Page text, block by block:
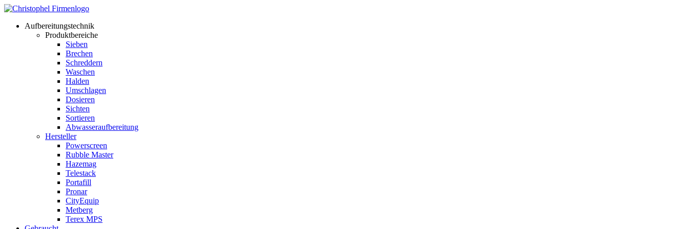
Aufbereitungstechnik
Produktbereiche
Sieben
Brechen
Schreddern
Waschen
Halden
Umschlagen
Dosieren
Sichten
Sortieren
Abwasseraufbereitung
Hersteller
Powerscreen
Rubble Master
Hazemag
Telestack
Portafill
Pronar
CityEquip
Metberg
Terex MPS